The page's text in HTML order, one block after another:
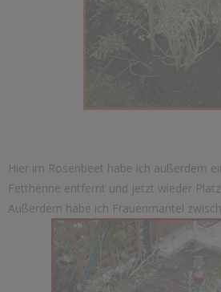
Hier im Rosenbeet habe ich außerdem
Fetthenne entfernt und jetzt wieder
Außerdem habe ich Frauenmantel